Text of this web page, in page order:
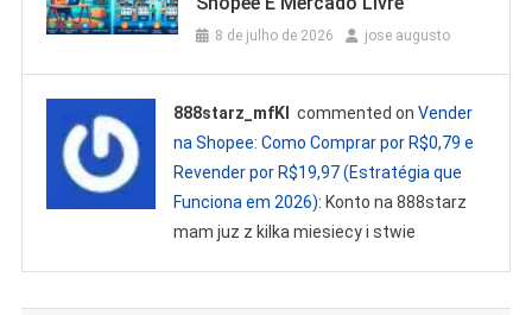
8 de julho de 2026 jose augusto
888starz_mfKl commented onVender
na Shopee: Como Comprar por R$0,79 e
Revender por R$19,97 (Estratégia que
Funciona em 2026): Konto na 888starz
mam juz z kilka miesiecy i stwie